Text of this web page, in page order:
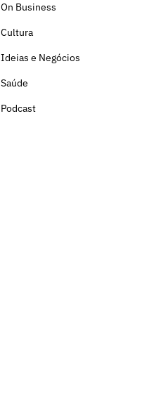
On Business
Cultura
Ideias e Negócios
Saúde
Podcast